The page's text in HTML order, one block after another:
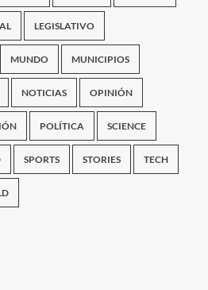
LEGISLATIVO
MUNDO MUNICIPIOS
NOTICIAS OPINIÓN
POLÍTICA SCIENCE
SPORTS STORIES TECH